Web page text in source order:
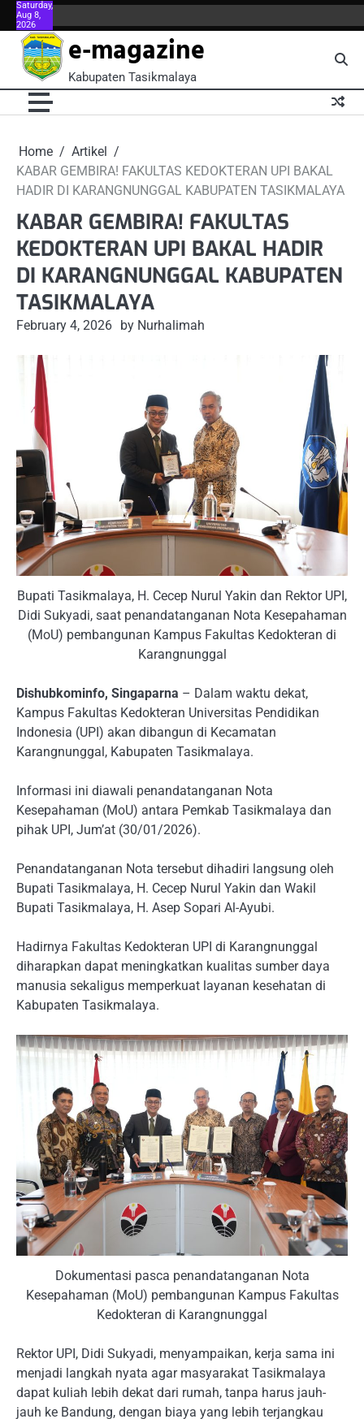
Skip
to
content
Saturday,
Aug 8,
2026
Us
Us
NowUs
Us
the
the
e-magazine
Kabupaten Tasikmalaya
Home
Artikel
KABAR GEMBIRA! FAKULTAS KEDOKTERAN UPI BAKAL
HADIR DI KARANGNUNGGAL KABUPATEN TASIKMALAYA
KABAR GEMBIRA! FAKULTAS
KEDOKTERAN UPI BAKAL HADIR
DI KARANGNUNGGAL KABUPATEN
TASIKMALAYA
February 4, 2026 by Nurhalimah
Bupati Tasikmalaya, H. Cecep Nurul Yakin dan Rektor UPI,
Didi Sukyadi, saat penandatanganan Nota Kesepahaman
(MoU) pembangunan Kampus Fakultas Kedokteran di
Karangnunggal
Dishubkominfo, Singaparna – Dalam waktu dekat,
Kampus Fakultas Kedokteran Universitas Pendidikan
Indonesia (UPI) akan dibangun di Kecamatan
Karangnunggal, Kabupaten Tasikmalaya.
Informasi ini diawali penandatanganan Nota
Kesepahaman (MoU) antara Pemkab Tasikmalaya dan
pihak UPI, Jum’at (30/01/2026).
Penandatanganan Nota tersebut dihadiri langsung oleh
Bupati Tasikmalaya, H. Cecep Nurul Yakin dan Wakil
Bupati Tasikmalaya, H. Asep Sopari Al-Ayubi.
Hadirnya Fakultas Kedokteran UPI di Karangnunggal
diharapkan dapat meningkatkan kualitas sumber daya
manusia sekaligus memperkuat layanan kesehatan di
Kabupaten Tasikmalaya.
Dokumentasi pasca penandatanganan Nota
Kesepahaman (MoU) pembangunan Kampus Fakultas
Kedokteran di Karangnunggal
Rektor UPI, Didi Sukyadi, menyampaikan, kerja sama ini
menjadi langkah nyata agar masyarakat Tasikmalaya
dapat kuliah lebih dekat dari rumah, tanpa harus jauh-
jauh ke Bandung, dengan biaya yang lebih terjangkau